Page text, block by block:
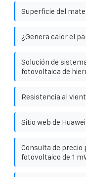
Superficie del
¿Genera calor el
Solución de
fotovoltaica de
Resistencia al
Sitio web de
Consulta de
fotovoltaico de 1